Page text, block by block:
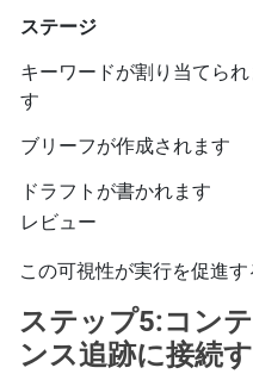
ステージ
キーワードが割り当てられ
す
ブリーフが作成されます
ドラフトが書かれます
レビュー
この可視性が実行を促進す
ステップ5:コン
ンス追跡に接続